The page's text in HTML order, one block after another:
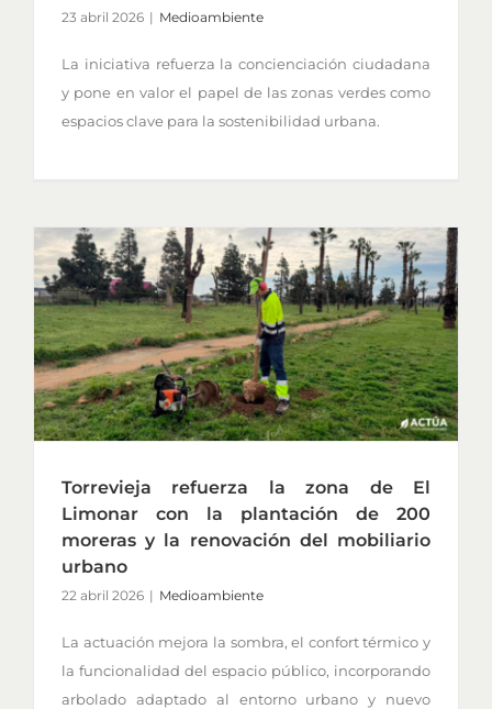
23 abril 2026 | Medioambiente
La iniciativa refuerza la concienciación ciudadana
y pone en valor el papel de las zonas verdes como
espacios clave para la sostenibilidad urbana.
Torrevieja refuerza la zona de El
Limonar con la plantación de 200
moreras y la renovación del mobiliario
urbano
22 abril 2026 | Medioambiente
La actuación mejora la sombra, el confort térmico y
la funcionalidad del espacio público, incorporando
arbolado adaptado al entorno urbano y nuevo